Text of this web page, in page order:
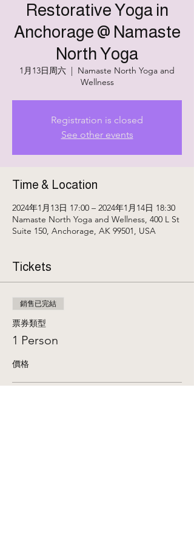
Restorative Yoga in
Anchorage @ Namaste
North Yoga
1月13日周六
  |
Namaste North Yoga and
Wellness
Registration is closed
See other events
Time & Location
2024年1月13日 17:00 – 2024年1月14日 18:30
Namaste North Yoga and Wellness, 400 L St
Suite 150, Anchorage, AK 99501, USA
Tickets
銷售已完結
票券類型
1 Person
價格